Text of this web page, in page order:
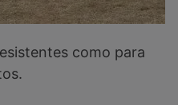
como para